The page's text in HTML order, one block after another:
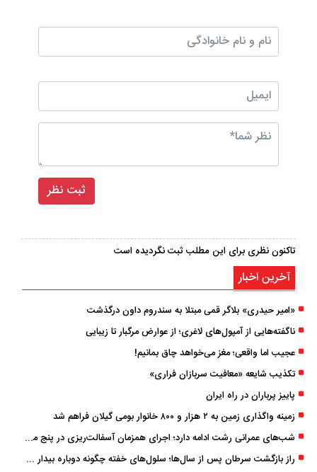
تاکنون نظری برای این مطلب ثبت نگردیده است
آخرین اخبار
«امیر حیدری» بلاگر قمی مبتلا به سندروم داون درگذشت
ناگفته‌هایی از آمپول‌های لاغری؛ از عوارض مرگبار تا زیبایی
عجیب اما واقعی؛ مغز می‌خواهد چاق بمانیم!
تکذیب شایعه «معافیت سربازان فراری»
پاییز پرباران در راه ایران
زمینه واگذاری زمین به ۲ هزار و ۸۰۰ خانوار بومی گیلان فراهم شد
شب‌های عمرانی رشت ادامه دارد؛ اجرای همزمان آسفالت‌ریزی در پنج منطقه شهری
راز بازگشت سرطان پس از سال‌ها؛ سلول‌های خفته چگونه دوباره بیدار می‌شوند؟